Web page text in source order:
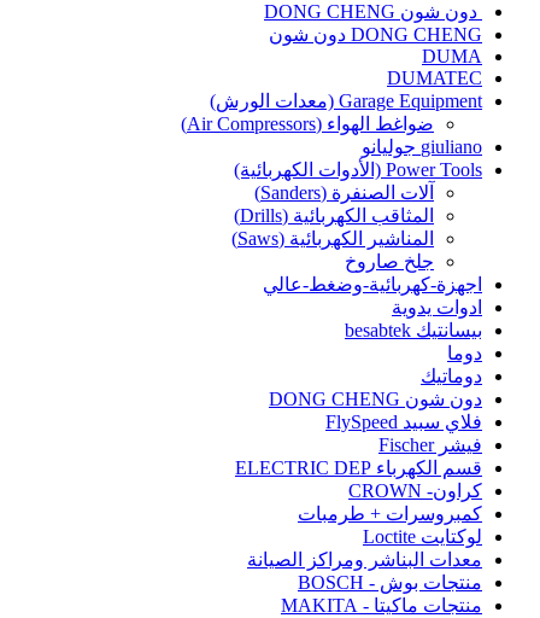
دون شون DONG CHENG
DONG CHENG دون شون
DUMA
DUMATEC
Garage Equipment (معدات الورش)
ضواغط الهواء (Air Compressors)
giuliano جوليانو
Power Tools (الأدوات الكهربائية)
آلات الصنفرة (Sanders)
المثاقب الكهربائية (Drills)
المناشير الكهربائية (Saws)
جلخ صاروخ
اجهزة-كهربائية-وضغط-عالي
ادوات يدوية
بيسانتيك besabtek
دوما
دوماتيك
دون شون DONG CHENG
فلاي سبيد FlySpeed
فيشر Fischer
قسم الكهرباء ELECTRIC DEP
كراون- CROWN
كمبروسرات + طرمبات
لوكتايت Loctite
معدات البناشر ومراكز الصيانة
منتجات بوش - BOSCH
منتجات ماكيتا - MAKITA